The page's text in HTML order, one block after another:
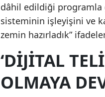
dâhil edildiği programla
sisteminin işleyişini ve
zemin hazırladık”
‘DIJITAL
OLMAYA